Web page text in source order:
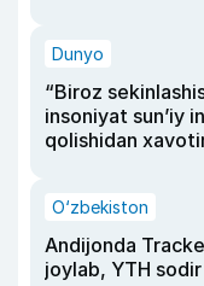
Dunyo
“Biroz
insoniyat sun’iy
qolishidan
O‘zbekiston
Andijonda
joylab, YTH